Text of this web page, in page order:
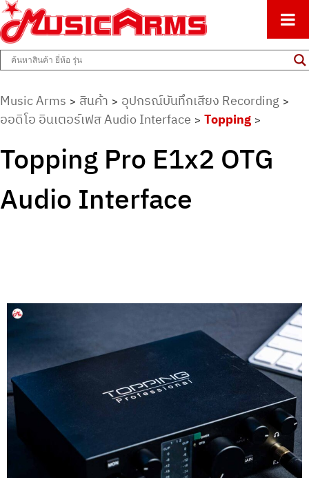
Music Arms
ศูนย์รวมครื่องดนตรีทุกชนิด ตั้งแต่เริ่มต้นถึงมืออาชีพ
Music Arms > สินค้า > อุปกรณ์บันทึกเสียง Recording >
ออดิโอ อินเตอร์เฟส Audio Interface > Topping >
Topping Pro E1x2 OTG
Audio Interface